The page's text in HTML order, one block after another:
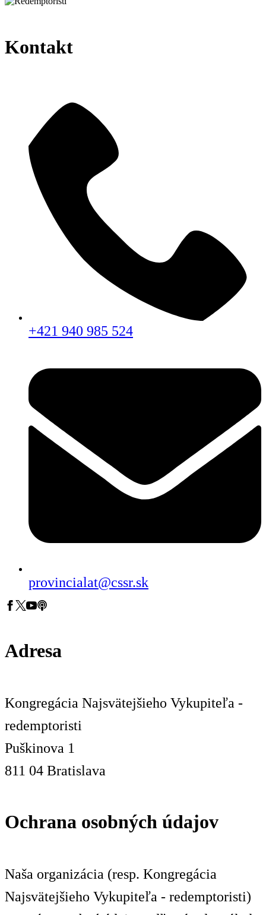
Kontakt
+421 940 985 524
provincialat@cssr.sk
Adresa
Kongregácia Najsvätejšieho Vykupiteľa -
redemptoristi
Puškinova 1
811 04 Bratislava
Ochrana osobných údajov
Naša organizácia (resp. Kongregácia
Najsvätejšieho Vykupiteľa - redemptoristi)